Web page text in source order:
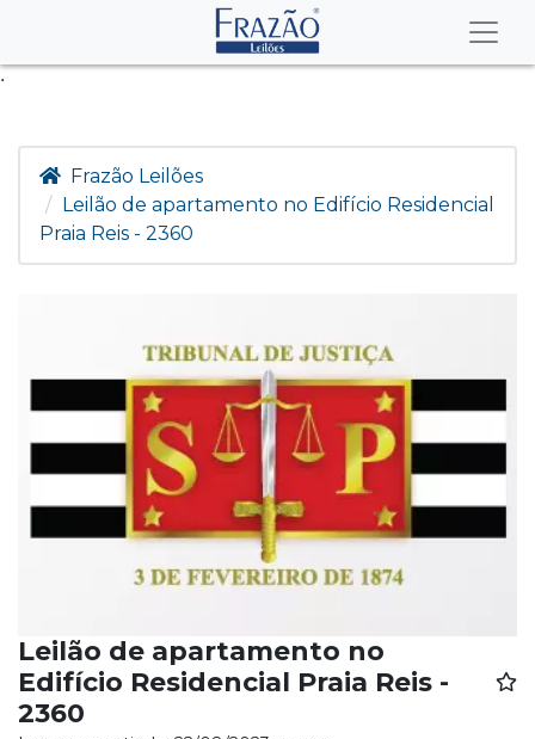
.
Frazão Leilões
Leilão de apartamento no Edifício Residencial
Praia Reis - 2360
Leilão de apartamento no
Edifício Residencial Praia Reis -
2360